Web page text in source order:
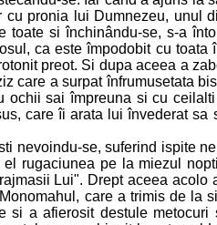
pronia lui Dumnezeu,
si închinându-se, s-a
ca este împodobit cu
preot. Si dupa aceea a
care a surpat înfrumusetata
ochii sai împreuna si cu
care îi arata lui învederat
nevoindu-se, suferind ispite
rugaciunea pe la miezul
Lui". Drept aceea
care a trimis de
a afierosit destule